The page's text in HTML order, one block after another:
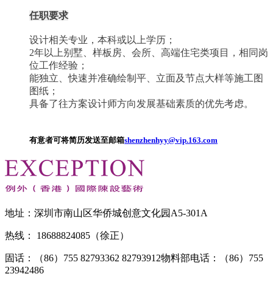
任职要求
设计相关专业，本科或以上学历；
2年以上别墅、样板房、会所、高端住宅类项目，相同岗
位工作经验；
能独立、快速并准确绘制平、立面及节点大样等施工图
图纸；
具备了往方案设计师方向发展基础素质的优先考虑。
有意者可将简历发送至邮箱shenzhenhyy@vip.163.com
地址：深圳市南山区华侨城创意文化园A5-301A
热线： 18688824085（徐正）
固话：（86）755 82793362 82793912物料部电话：（86）755
23942486